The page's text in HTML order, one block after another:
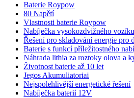
Baterie Roypow
80 Napětí
Vlastnosti baterie Roypow
Nabíječka vysokozdvižného
Řešení pro skladování energie pro
Baterie s funkcí příležitostného
Náhrada lithia za roztoky olova a
Životnost baterie až 10 let
Jegos Akumuliatoriai
Nejspolehlivější energetické řešení
Nabíječka baterií 12V